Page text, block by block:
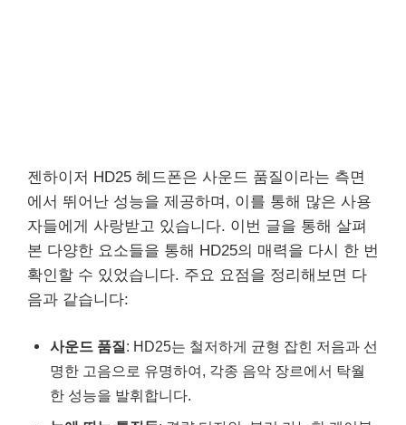
젠하이저 HD25 헤드폰은 사운드 품질이라는 측면
에서 뛰어난 성능을 제공하며, 이를 통해 많은 사용
자들에게 사랑받고 있습니다. 이번 글을 통해 살펴
본 다양한 요소들을 통해 HD25의 매력을 다시 한 번
확인할 수 있었습니다. 주요 요점을 정리해보면 다
음과 같습니다:
사운드 품질: HD25는 철저하게 균형 잡힌 저음과 선
명한 고음으로 유명하여, 각종 음악 장르에서 탁월
한 성능을 발휘합니다.